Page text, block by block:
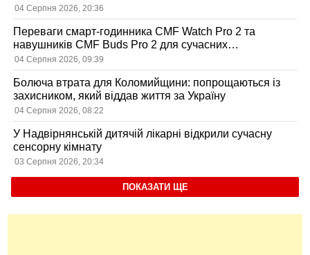
04 Серпня 2026, 20:36
Переваги смарт-годинника CMF Watch Pro 2 та
навушників CMF Buds Pro 2 для сучасних
користувачів
04 Серпня 2026, 09:39
Болюча втрата для Коломийщини: попрощаються із
захисником, який віддав життя за Україну
04 Серпня 2026, 08:22
У Надвірнянській дитячій лікарні відкрили сучасну
сенсорну кімнату
03 Серпня 2026, 20:34
ПОКАЗАТИ ЩЕ